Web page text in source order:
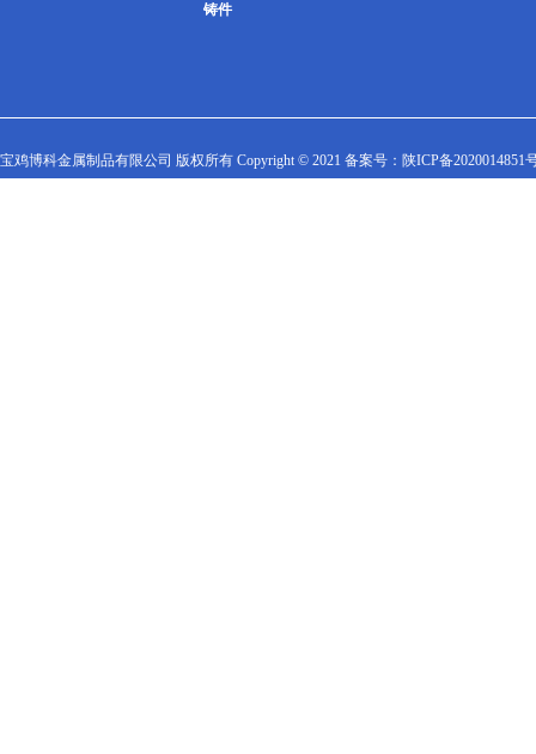
铸件
宝鸡博科金属制品有限公司 版权所有 Copyright © 2021 备案号： 陕ICP备2020014851